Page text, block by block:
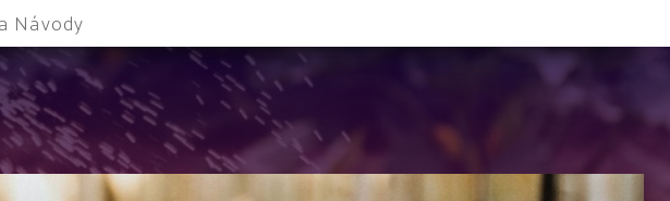
Návody